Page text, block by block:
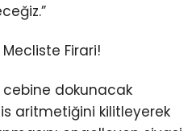
Firari!
cebine dokunacak
aritmetiğini kilitleyerek